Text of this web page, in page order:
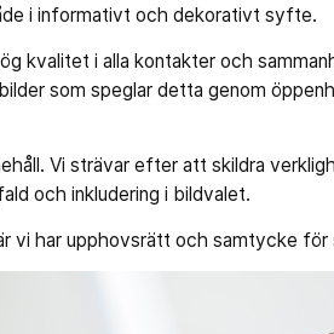
i informativt och dekorativt syfte.
kvalitet i alla kontakter och
som speglar detta genom
Vi strävar efter att skildra
och inkludering i bildvalet.
vi har upphovsrätt och samtycke för